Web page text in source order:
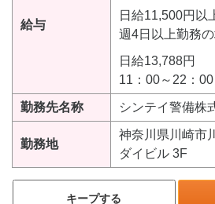
給与
日給11,500円以
週4日以上勤務
日給13,788円
11：00～22：
勤務先名称 シンテイ警備
勤務地
神奈川県川崎市
ダイビル 3F
キープする